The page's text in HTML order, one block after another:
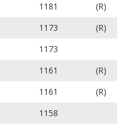
1181
(R)
1173
(R)
1173
1161
(R)
1161
(R)
1158